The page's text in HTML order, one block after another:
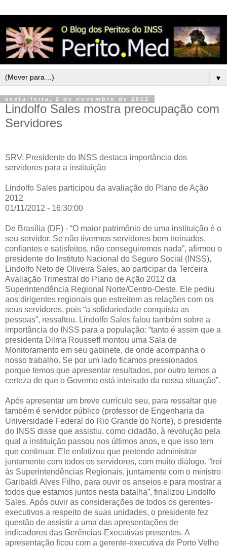
▼
sexta-feira, 2 de novembro de 2012
Lindolfo Sales mostra preocupação com
Servidores
SRV: Presidente do INSS destaca importância dos
servidores para a instituição
Lindolfo Sales participou da avaliação do Plano de Ação
2012
01/11/2012 - 16:30:00
De Brasília (DF) - “O maior patrimônio de uma instituição é o
seu servidor. Se não tivermos servidores bem treinados,
confiantes e satisfeitos, não conseguiremos nada”, afirmou o
presidente do Instituto Nacional do Seguro Social (INSS),
Lindolfo Neto de Oliveira Sales, ao participar da Terceira
Avaliação Trimestral do Plano de Ação 2012 da
Superintendência Regional Norte/Centro-Oeste. Ele pediu
aos dirigentes regionais que estreitem as relações com os
seus servidores, pois “a solidariedade conquista as
pessoas”, ressaltou. Lindolfo Sales falou também sobre a
importância do INSS para a população: “tanto é assim que a
presidenta Dilma Rousseff montou uma Sala de
Monitoramento em seu gabinete, de onde acompanha o
nosso trabalho. Se por um lado ficamos pressionados
porque temos que apresentar resultados, por outro temos a
certeza de que o Governo está inteirado da nossa situação”.
Após apresentar um breve currículo seu, para ressaltar que
também é servidor público (professor de Engenharia da
Universidade Federal do Rio Grande do Norte), o presidente
do INSS disse que assistiu, como cidadão, à revolução pela
qual a instituição passou nos últimos anos, e que isso tem
que continuar. Ele enfatizou que pretende administrar
juntamente com todos os servidores, com muito diálogo. “Irei
às Superintendências Regionais, juntamente com o ministro
Garibaldi Alves Filho, para ouvir os anseios e para mostrar a
todos que estamos juntos nesta batalha”, finalizou Lindolfo
Sales. Após ouvir as considerações de todos os gerentes-
executivos a respeito de suas unidades, o presidente fez
questão de assistir a uma das apresentações de
indicadores das Gerências-Executivas presentes. A
apresentação ficou com a gerente-executiva de Porto Velho